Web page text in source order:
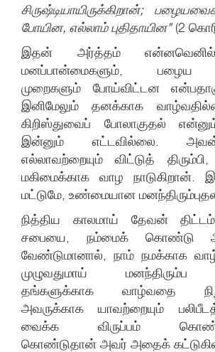
சிருஷ்டியாயிருக்கிறான்;
போயின, எல்லாம் புதிதாயின"(2
இதன் அர்த்தம்
மனப்பான்மைகளும், பழைய
முறைகளும் போய்விட்டன
இனிமேலும் தனக்காக
கிறிஸ்துவைப் போலாகுதல்
இன்னும் எட்டவில்லை.
எல்லாவற்றையும் விட்டுத்
மகிமைக்காக வாழ நாடுகிறான்.
மட்டுமே, உண்மையான
நித்திய காலமாய் தேவன்
சபையை, நம்மைக் கொண்டு
வேண்டுமானால், நாம் நமக்காக
முழுவதுமாய் மனந்திரும்ப
தங்களுக்காக வாழ்வதை
அவருக்காக யாவற்றையும்
வைக்க விருப்பம்
கொண்டுதான் அவர் அதைக்